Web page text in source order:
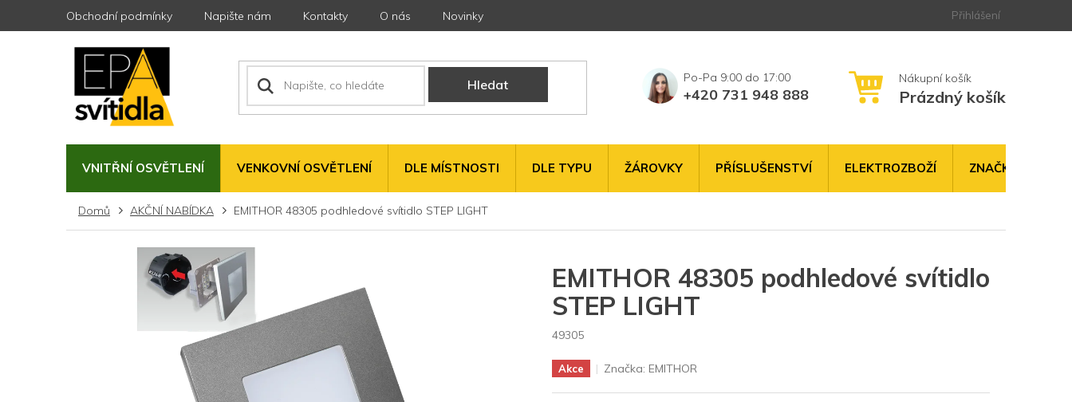
Obchodní podmínky Napište nám Kontakty O nás Novinky Přihlášení
Hledat
+420 731 948 888
NÁKUPNÍPrázdný košík
VNITŘNÍ OSVĚTLENÍ VENKOVNÍ OSVĚTLENÍ DLE MÍSTNOSTI DLE TYPU ŽÁROVKY PŘÍSLUŠENSTVÍ ELEKTROZBOŽÍ ZNAČKY
Domů AKČNÍ NABÍDKA EMITHOR 48305 podhledové svítidlo STEP LIGHT
EMITHOR 48305 podhledové svítidlo
STEP LIGHT
49305
Akce Značka: EMITHOR